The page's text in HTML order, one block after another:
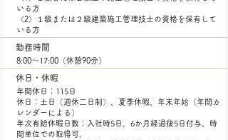
いる方
〈2〉１級または２級建築施工管理技士​の資格を保有して
いる方
勤務時間
8:00～17:00（休憩90分）
休日・休暇
年間休日：115日
休日：土日（週休二日制）、夏季休暇、年末年始（年間カ
レンダーによる）
年次有給休暇日数：入社時5日、6か月経過後5日付与​​。時
間単位での取得可。